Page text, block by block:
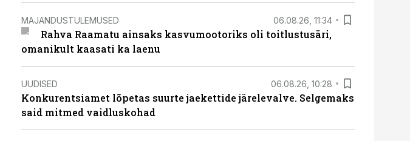
MAJANDUSTULEMUSED 06.08.26, 11:34
Rahva Raamatu ainsaks kasvumootoriks oli toitlustusäri,
omanikult kaasati ka laenu
UUDISED 06.08.26, 10:28
Konkurentsiamet lõpetas suurte jaekettide järelevalve. Selgemaks
said mitmed vaidluskohad